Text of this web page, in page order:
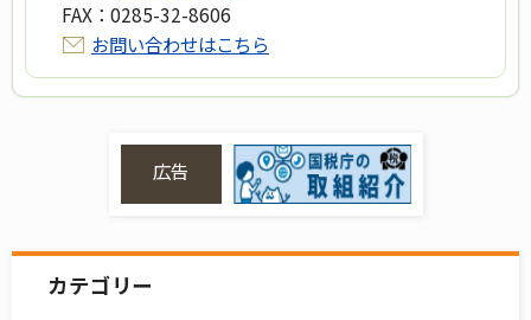
FAX： 0285-32-8606
お問い合わせはこちら
広告
カテゴリー